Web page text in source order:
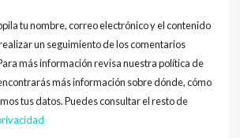
tu nombre, correo electrónico y el contenido
un seguimiento de los comentarios
más información revisa nuestra política de
más información sobre dónde, cómo
tus datos. Puedes consultar el resto de